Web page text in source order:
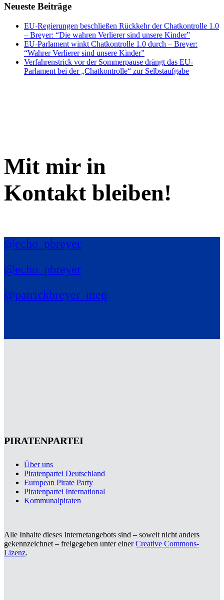
Neueste Beiträge
EU-Regierungen beschließen Rückkehr der Chatkontrolle 1.0
– Breyer: “Die wahren Verlierer sind unsere Kinder”
EU-Parlament winkt Chatkontrolle 1.0 durch – Breyer:
“Wahrer Verlierer sind unsere Kinder”
Verfahrenstrick vor der Sommerpause drängt das EU-
Parlament bei der „Chatkontrolle“ zur Selbstaufgabe
Mit mir in
Kontakt bleiben!
@echo_pbreyer
@echo_pbreyer
@patrickbreyer_mep
PIRATENPARTEI
Über uns
Piratenpartei Deutschland
European Pirate Party
Piratenpartei International
Kommunalpiraten
Alle Inhalte dieses Internetangebots sind – soweit nicht anders
gekennzeichnet – freigegeben unter einerCreative Commons-
Lizenz.